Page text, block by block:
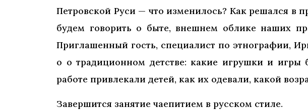
Петровской Руси — что изменилось? Как решался в
будем говорить о быте, внешнем облике наших
Приглашенный гость, специалист по этнографии,
о о традиционном детстве: какие игрушки и
работе привлекали детей, как их одевали, какой
Завершится занятие чаепитием в русском стиле.